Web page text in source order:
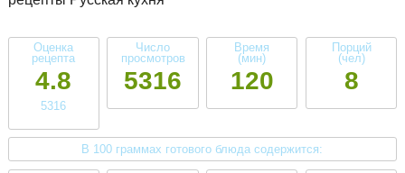
Оценка
рецепта
4.8
5316
Число
просмотров
5316
Время
(мин)
120
Порций
(чел)
8
В 100 граммах готового блюда содержится: